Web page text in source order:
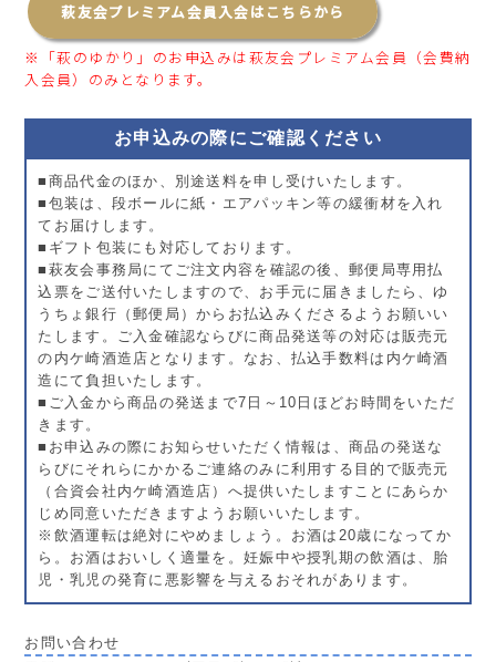
萩友会プレミアム会員入会はこちらから
※「萩のゆかり」のお申込みは萩友会プレミアム会員（会費納
入会員）のみとなります。
お申込みの際にご確認ください
■商品代金のほか、別途送料を申し受けいたします。
■包装は、段ボールに紙・エアパッキン等の緩衝材を入れ
てお届けします。
■ギフト包装にも対応しております。
■萩友会事務局にてご注文内容を確認の後、郵便局専用払
込票をご送付いたしますので、お手元に届きましたら、ゆ
うちょ銀行（郵便局）からお払込みくださるようお願いい
たします。ご入金確認ならびに商品発送等の対応は販売元
の内ケ崎酒造店となります。なお、払込手数料は内ケ崎酒
造にて負担いたします。
■ご入金から商品の発送まで7日～10日ほどお時間をいただ
きます。
■お申込みの際にお知らせいただく情報は、商品の発送な
らびにそれらにかかるご連絡のみに利用する目的で販売元
（合資会社内ケ崎酒造店）へ提供いたしますことにあらか
じめ同意いただきますようお願いいたします。
※飲酒運転は絶対にやめましょう。お酒は20歳になってか
ら。お酒はおいしく適量を。妊娠中や授乳期の飲酒は、胎
児・乳児の発育に悪影響を与えるおそれがあります。
お問い合わせ